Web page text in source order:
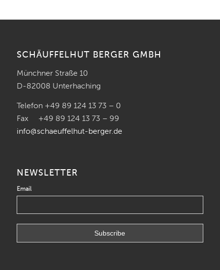
SCHÄUFFELHUT BERGER GMBH
Münchner Straße 10
D-82008 Unterhaching
Telefon +49 89 124 13 73 – 0
Fax +49 89 124 13 73 – 99
info@schaeuffelhut-berger.de
NEWSLETTER
Email